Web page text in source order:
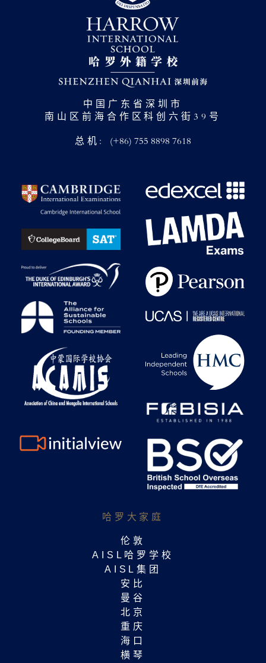
中国广东省深圳市
南山区前海合作区科创六街39号
总机: (+86) 755 8898 7618
哈罗大家庭​
伦敦
AISL哈罗学校
AISL集团
安比
曼谷
北京
重庆
海口
横琴